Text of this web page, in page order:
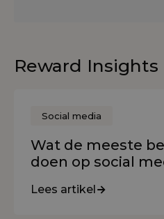
Reward Insights
Social media
Wat de meeste
doen op social
Lees artikel